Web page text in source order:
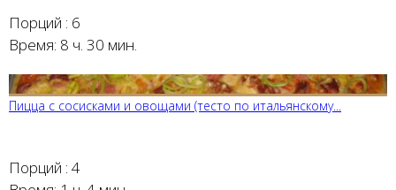
Порций : 6
Время: 8 ч. 30 мин.
Пицца с сосисками и овощами (тесто по итальянскому...
Порций : 4